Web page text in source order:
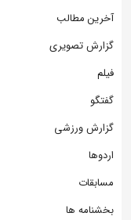
آخرین مطالب
گزارش تصویری
فیلم
گفتگو
گزارش ورزشی
اردوها
مسابقات
بخشنامه ها